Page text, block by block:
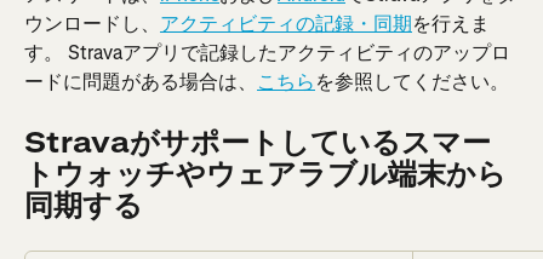
ウンロードし、 アクティビティの記録・同期を行えま
す。 Stravaアプリで記録したアクティビティのアップロ
ードに問題がある場合は、 こちらを参照してください。
Stravaがサポートしているスマー
トウォッチやウェアラブル端末から
同期する